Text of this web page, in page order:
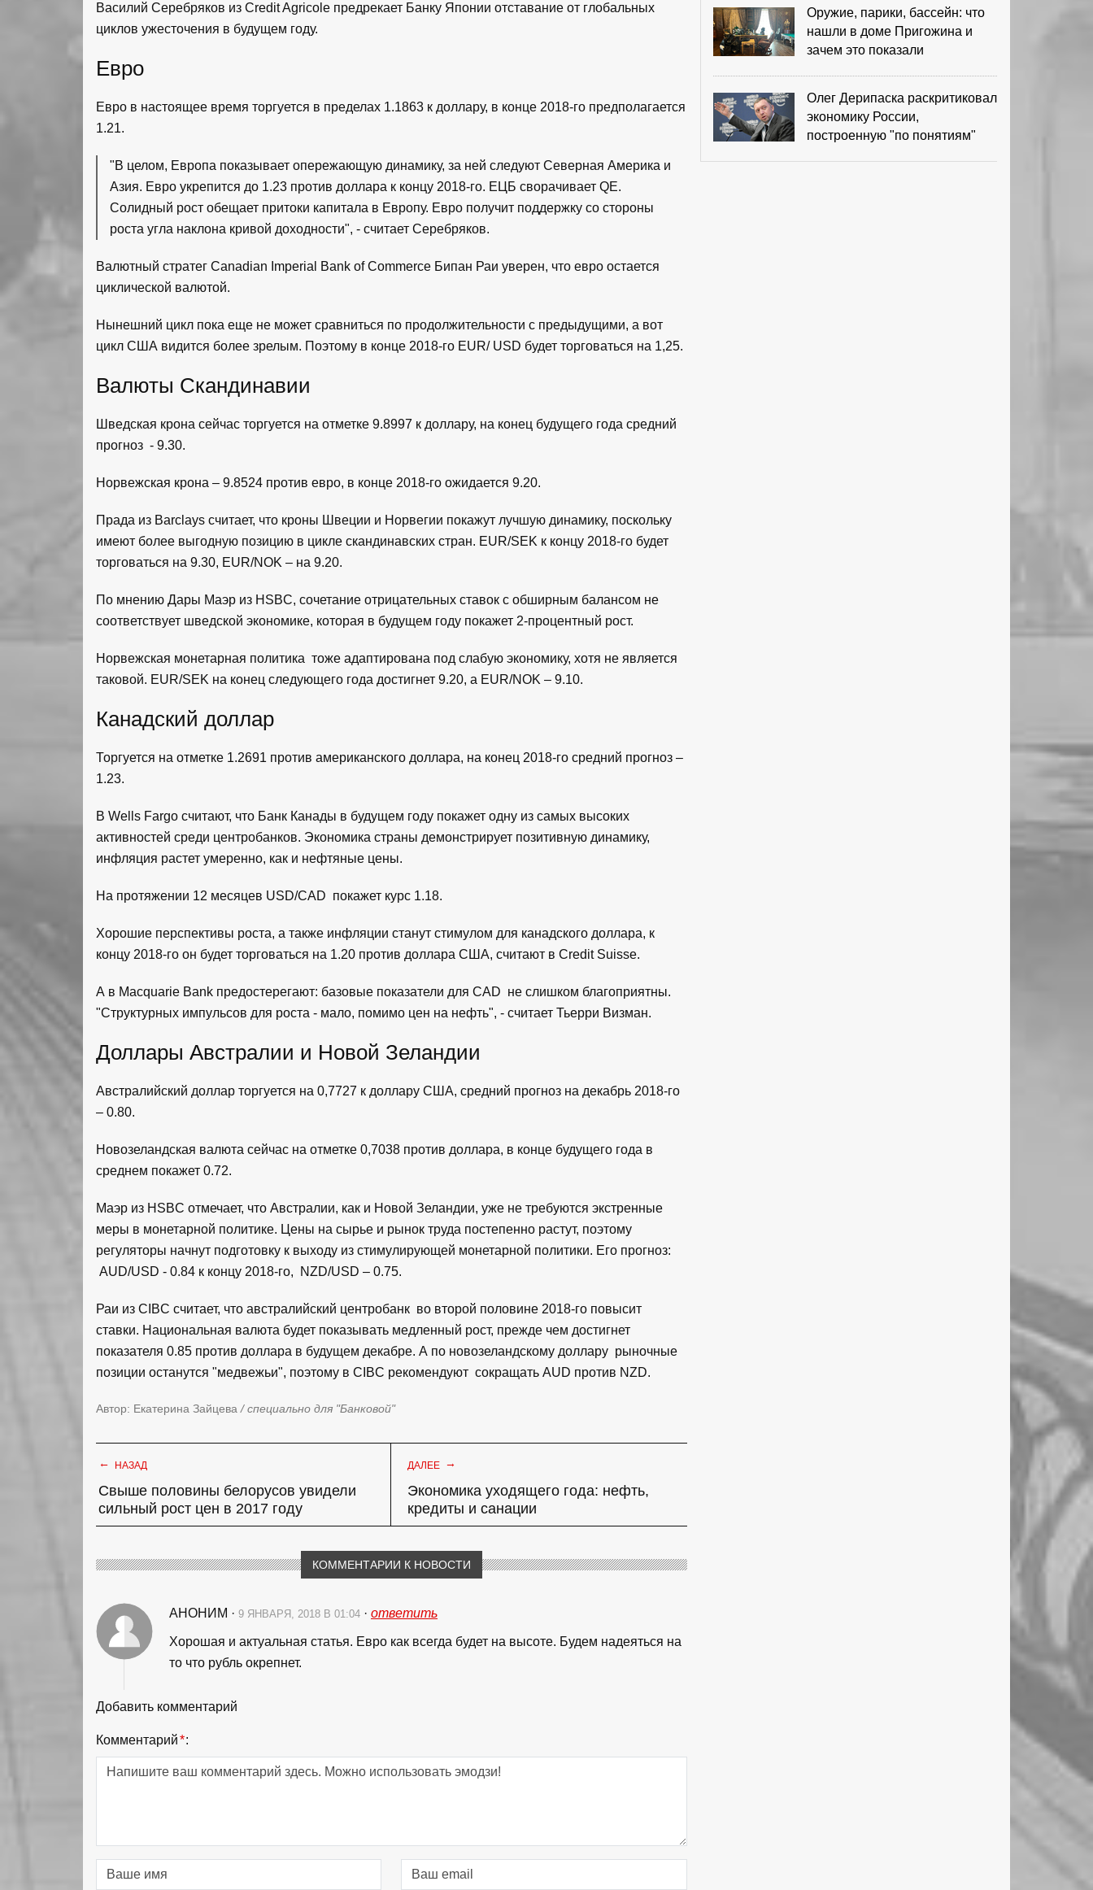
Василий Серебряков из Credit Agricole предрекает Банку Японии отставание от глобальных
циклов ужесточения в будущем году.
Евро
Евро в настоящее время торгуется в пределах 1.1863 к доллару, в конце 2018-го предполагается
1.21.
"В целом, Европа показывает опережающую динамику, за ней следуют Северная Америка и
Азия. Евро укрепится до 1.23 против доллара к концу 2018-го. ЕЦБ сворачивает QE.
Солидный рост обещает притоки капитала в Европу. Евро получит поддержку со стороны
роста угла наклона кривой доходности", - считает Серебряков.
Валютный стратег Canadian Imperial Bank of Commerce Бипан Раи уверен, что евро остается
циклической валютой.
Нынешний цикл пока еще не может сравниться по продолжительности с предыдущими, а вот
цикл США видится более зрелым. Поэтому в конце 2018-го EUR/ USD будет торговаться на 1,25.
Валюты Скандинавии
Шведская крона сейчас торгуется на отметке 9.8997 к доллару, на конец будущего года средний
прогноз - 9.30.
Норвежская крона – 9.8524 против евро, в конце 2018-го ожидается 9.20.
Прада из Barclays считает, что кроны Швеции и Норвегии покажут лучшую динамику, поскольку
имеют более выгодную позицию в цикле скандинавских стран. EUR/SEK к концу 2018-го будет
торговаться на 9.30, EUR/NOK – на 9.20.
По мнению Дары Маэр из HSBC, сочетание отрицательных ставок с обширным балансом не
соответствует шведской экономике, которая в будущем году покажет 2-процентный рост.
Норвежская монетарная политика тоже адаптирована под слабую экономику, хотя не является
таковой. EUR/SEK на конец следующего года достигнет 9.20, а EUR/NOK – 9.10.
Канадский доллар
Торгуется на отметке 1.2691 против американского доллара, на конец 2018-го средний прогноз –
1.23.
В Wells Fargo считают, что Банк Канады в будущем году покажет одну из самых высоких
активностей среди центробанков. Экономика страны демонстрирует позитивную динамику,
инфляция растет умеренно, как и нефтяные цены.
На протяжении 12 месяцев USD/CAD покажет курс 1.18.
Хорошие перспективы роста, а также инфляции станут стимулом для канадского доллара, к
концу 2018-го он будет торговаться на 1.20 против доллара США, считают в Credit Suisse.
А в Macquarie Bank предостерегают: базовые показатели для CAD не слишком благоприятны.
"Структурных импульсов для роста - мало, помимо цен на нефть", - считает Тьерри Визман.
Доллары Австралии и Новой Зеландии
Австралийский доллар торгуется на 0,7727 к доллару США, средний прогноз на декабрь 2018-го
– 0.80.
Новозеландская валюта сейчас на отметке 0,7038 против доллара, в конце будущего года в
среднем покажет 0.72.
Маэр из HSBC отмечает, что Австралии, как и Новой Зеландии, уже не требуются экстренные
меры в монетарной политике. Цены на сырье и рынок труда постепенно растут, поэтому
регуляторы начнут подготовку к выходу из стимулирующей монетарной политики. Его прогноз:
AUD/USD - 0.84 к концу 2018-го, NZD/USD – 0.75.
Раи из CIBC считает, что австралийский центробанк во второй половине 2018-го повысит
ставки. Национальная валюта будет показывать медленный рост, прежде чем достигнет
показателя 0.85 против доллара в будущем декабре. А по новозеландскому доллару рыночные
позиции останутся "медвежьи", поэтому в CIBC рекомендуют сокращать AUD против NZD.
Автор: Екатерина Зайцева/ специально для "Банковой"
← НАЗАД
Свыше половины белорусов увидели
сильный рост цен в 2017 году
ДАЛЕЕ →
Экономика уходящего года: нефть,
кредиты и санации
КОММЕНТАРИИ К НОВОСТИ
АНОНИМ · 9 ЯНВАРЯ, 2018 В 01:04 · ответить
Хорошая и актуальная статья. Евро как всегда будет на высоте. Будем надеяться на
то что рубль окрепнет.
Добавить комментарий
Комментарий*:
Оружие, парики, бассейн: что
нашли в доме Пригожина и
зачем это показали
Олег Дерипаска раскритиковал
экономику России,
построенную "по понятиям"